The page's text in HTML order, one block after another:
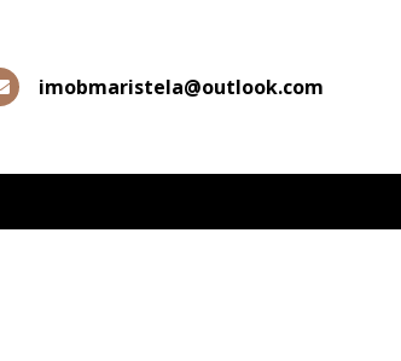
imobmaristela@outlook.com